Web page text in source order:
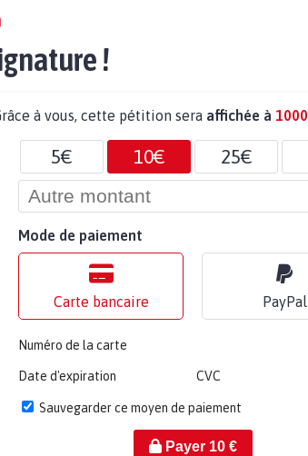
!
à vous, cette pétition sera affichée à 1000
5€ 10€ 25€
Mode de paiement
Carte bancaire PayPal
Numéro de la carte
Date d'expiration CVC
Sauvegarder ce moyen de paiement
Payer 10€